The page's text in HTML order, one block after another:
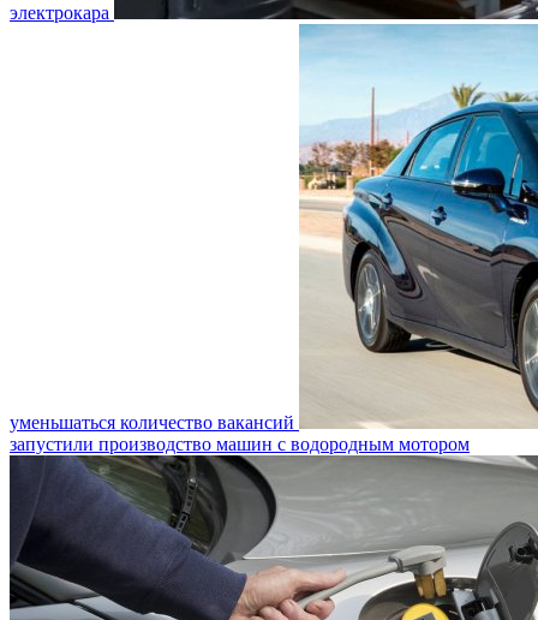
электрокара
уменьшаться количество вакансий
запустили производство машин с водородным мотором